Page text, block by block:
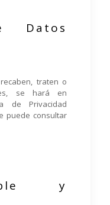
Datos
traten o
se hará en
de Privacidad
puede consultar
y